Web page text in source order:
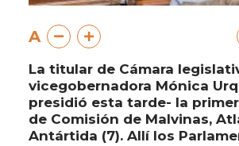
A
La titular de Cámara
vicegobernadora Mónica
presidió esta tarde- la
de Comisión de Malvinas,
Antártida (7). Allí los